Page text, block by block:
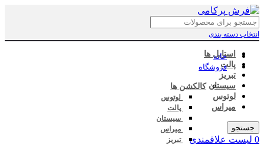
انتخاب دسته بندی
استایل ها
پالت
تبریز
سیستان
لوتوس
میراس
جستجو
0 لیست علاقمندی
خانه
فروشگاه
کالکشن ها
لوتوس
پالت
سیستان
میراس
تبریز